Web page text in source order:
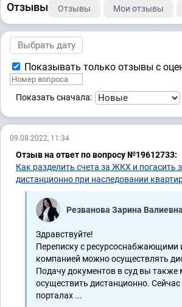
Отзывы Отзывы Мои отзывы
Показывать только отзывы с
Показать сначала:
09.08.2022, 11:34
Отзыв на ответ по вопросу №19612733:
Как разделить счета за ЖКХ и погасить
дистанционно при наследовании
Резванова Зарина Валиевна
Здравствуйте!
Переписку с
компанией можно осуществлять
Подачу документов в суд вы также
осуществить дистанционно.
порталах ...